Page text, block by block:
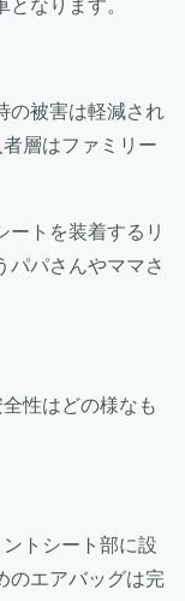
なります。
の被害は軽減され
層はファミリー
ートを装着するリ
パパさんやママさ
性はどの様なも
トシート部に設
のエアバッグは完